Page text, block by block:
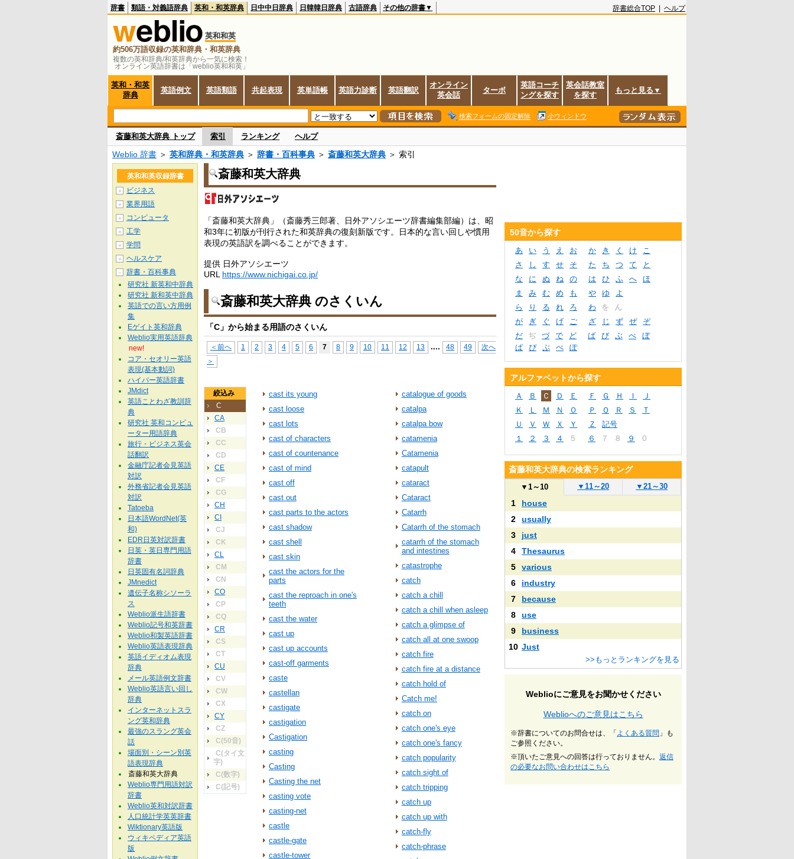
複数の英和辞典/和英辞典から一気に検索！
オンライン英語辞書は「weblio英和和英」
辞書 類語・対義語辞典 英和・和英辞典 日中中日辞典 日韓韓日辞典 古語辞典 その他の辞書▼ 辞書総合TOP ヘルプ
英和和英
約506万語収録の英和辞典・和英辞典
英和・和英
辞典
英語例文 英語類語 共起表現 英単語帳 英語力診断 英語翻訳
オンライン
英会話
ターボ
英語コーチ
ングを探す
英会話教室
を探す
もっと見る▼
検索フォームの固定解除 小ウィンドウ
斎藤和英大辞典 トップ 索引 ランキング ヘルプ
Weblio 辞書 ＞ 英和辞典・和英辞典 ＞ 辞書・百科事典 ＞斎藤和英大辞典 ＞ 索引
斎藤和英大辞典
「斎藤和英大辞典」（斎藤秀三郎著、日外アソシエーツ辞書編集部編）は、昭
和3年に初版が刊行された和英辞典の復刻新版です。日本的な言い回しや慣用
表現の英語訳を調べることができます。
提供 日外アソシエーツ
URL https://www.nichigai.co.jp/
斎藤和英大辞典 のさくいん
「C」から始まる用語のさくいん
＜前へ 1 2 3 4 5 6 7 8 9 10 11 12 13 .... 48 49
次へ
＞
絞込み
C
CA
CB
CC
CD
CE
CF
CG
CH
CI
CJ
CK
CL
CM
CN
CO
CP
CQ
CR
CS
CT
CU
CV
CW
CX
CY
CZ
C(50音)
C(タイ文
字)
C(数字)
C(記号)
cast its young
cast loose
cast lots
cast of characters
cast of countenance
cast of mind
cast off
cast out
cast parts to the actors
cast shadow
cast shell
cast skin
cast the actors for the
parts
cast the reproach in one's
teeth
cast the water
cast up
cast up accounts
cast-off garments
caste
castellan
castigate
castigation
Castigation
casting
Casting
Casting the net
casting vote
casting-net
castle
castle-gate
castle-tower
catalogue of goods
catalpa
catalpa bow
catamenia
Catamenia
catapult
cataract
Cataract
Catarrh
Catarrh of the stomach
catarrh of the stomach
and intestines
catastrophe
catch
catch a chill
catch a chill when asleep
catch a glimpse of
catch all at one swoop
catch fire
catch fire at a distance
catch hold of
Catch me!
catch on
catch one's eye
catch one's fancy
catch popularity
catch sight of
catch tripping
catch up
catch up with
catch-fly
catch-phrase
英和和英収録辞書
＋ ビジネス
＋ 業界用語
＋ コンピュータ
＋ 工学
＋ 学問
＋ ヘルスケア
－
辞書・百科事典
研究社 新英和中辞典
研究社 新和英中辞典
英語での言い方用例
集
Eゲイト英和辞典
Weblio実用英語辞典
new!
コア・セオリー英語
表現(基本動詞)
ハイパー英語辞書
JMdict
英語ことわざ教訓辞
典
研究社 英和コンピュ
ーター用語辞典
旅行・ビジネス英会
話翻訳
金融庁記者会見英語
対訳
外務省記者会見英語
対訳
Tatoeba
日本語WordNet(英
和)
EDR日英対訳辞書
日英・英日専門用語
辞書
日英固有名詞辞典
JMnedict
遺伝子名称シソーラ
ス
Weblio派生語辞書
Weblio記号和英辞書
Weblio和製英語辞書
Weblio英語表現辞典
英語イディオム表現
辞典
メール英語例文辞書
Weblio英語言い回し
辞典
インターネットスラ
ング英和辞典
最強のスラング英会
話
場面別・シーン別英
語表現辞典
斎藤和英大辞典
Weblio専門用語対訳
辞書
Weblio英和対訳辞書
人口統計学英英辞書
Wiktionary英語版
ウィキペディア英語
版
50音から探す
あ い う え お か き く け
こ
さ
し す せ そ た ち つ て
と
な
に ぬ ね の は ひ ふ へ
ほ
ま
み む め も や ゆ
よ
ら
り る れ ろ わ を
ん
が
ぎ ぐ げ ご ざ じ ず ぜ
ぞ
だ
ぢ づ で ど ば び ぶ べ
ぼ
ぱ
ぴ ぷ ぺ ぽ
アルファベットから探す
Ａ Ｂ Ｃ Ｄ Ｅ Ｆ Ｇ Ｈ Ｉ
Ｊ
Ｋ
Ｌ Ｍ Ｎ Ｏ Ｐ Ｑ Ｒ Ｓ
Ｔ
Ｕ
Ｖ Ｗ Ｘ Ｙ Ｚ
記号
１
２ ３ ４ ５ ６ ７ ８ ９ ０
斎藤和英大辞典の検索ランキング
▼ 1～10 ▼ 11～20 ▼ 21～30
1
house
2
usually
3
just
4
Thesaurus
5
various
6
industry
7
because
8
use
9
business
10 Just
>>もっとランキングを見る
Weblioにご意見をお聞かせください
Weblioへのご意見はこちら
※辞書についてのお問合せは、「 よくある質問 」も
ご参照ください。
※頂いたご意見への回答は行っておりません。 返信
の必要なお問い合わせはこちら